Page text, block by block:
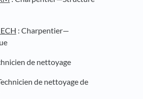
: Charpentier—
de nettoyage
de nettoyage de